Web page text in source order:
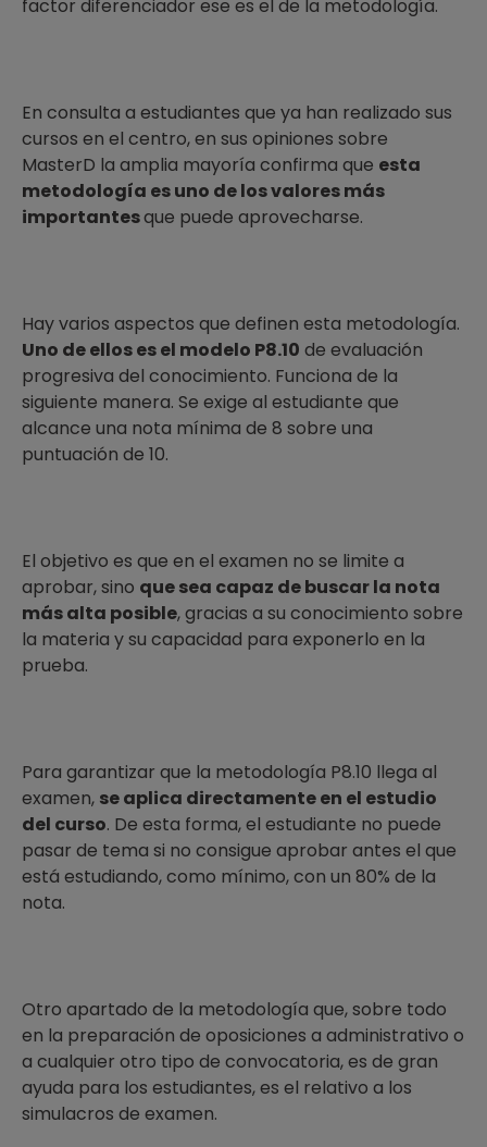
factor diferenciador ese es el de la metodología.
En consulta a estudiantes que ya han realizado sus
cursos en el centro, en sus opiniones sobre
MasterD la amplia mayoría confirma que esta
metodología es uno de los valores más
importantesque puede aprovecharse.
Hay varios aspectos que definen esta metodología.
Uno de ellos es el modelo P8.10 de evaluación
progresiva del conocimiento. Funciona de la
siguiente manera. Se exige al estudiante que
alcance una nota mínima de 8 sobre una
puntuación de 10.
El objetivo es que en el examen no se limite a
aprobar, sino que sea capaz de buscar la nota
más alta posible, gracias a su conocimiento sobre
la materia y su capacidad para exponerlo en la
prueba.
Para garantizar que la metodología P8.10 llega al
examen, se aplica directamente en el estudio
del curso. De esta forma, el estudiante no puede
pasar de tema si no consigue aprobar antes el que
está estudiando, como mínimo, con un 80% de la
nota.
Otro apartado de la metodología que, sobre todo
en la preparación de oposiciones a administrativo o
a cualquier otro tipo de convocatoria, es de gran
ayuda para los estudiantes, es el relativo a los
simulacros de examen.